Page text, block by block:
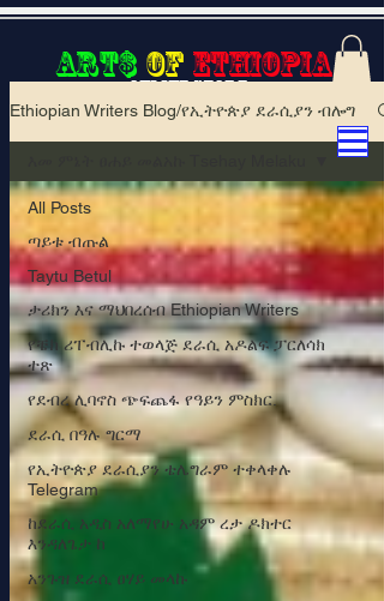
Art$ of Ethiopia
Online store
View points
Ethiopian Writers Blog/የኢትዮጵያ ደራሲያን ብሎግ
All Posts
ጣይቱ ብጡል
Taytu Betul
ታሪክን እና ማህበረሰብ Ethiopian Writers
የቼክ ሪፐብሊኩ ተወላጅ ደራሲ አዶልፍ ፓርለሳክ
ተጽ
የደብረ ሊባኖስ ጭፍጨፋ የዓይን ምስክር.
ደራሲ በዓሉ ግርማ
የኢትዮጵያ ደራሲያን ቴሌግራም ተቀላቀሉ
Telegram
ከደራሲ አዲስ አለማየሁ አዳም ረታ ዶክተር
እንዳለጌታ ከ
አንጉዝ ደራሲ ፀሃይ መላኩ